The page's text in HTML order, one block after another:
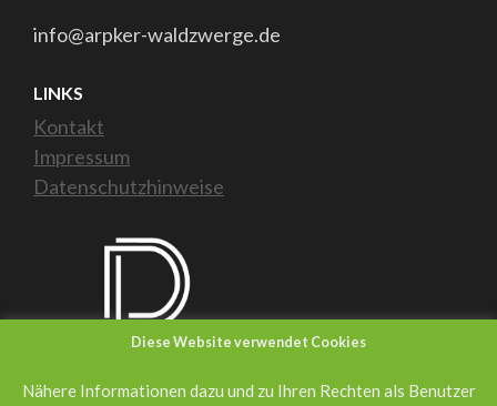
info@arpker-waldzwerge.de
LINKS
Kontakt
Impressum
Datenschutzhinweise
Diese Website verwendet Cookies
Nähere Informationen dazu und zu Ihren Rechten als Benutzer